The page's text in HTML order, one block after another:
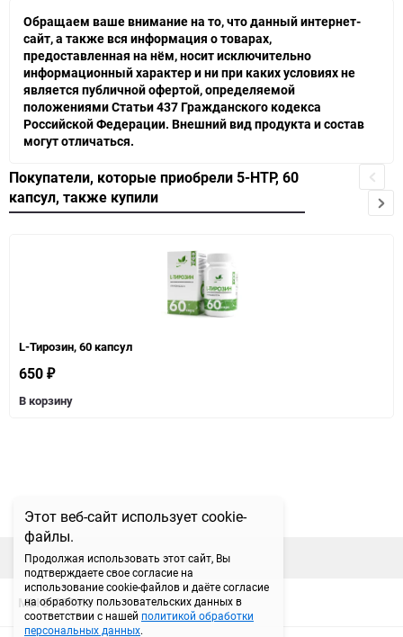
Этот веб-сайт использует cookie-
файлы.
Продолжая использовать этот сайт, Вы
подтверждаете свое согласие на
использование cookie-файлов и даёте согласие
на обработку пользовательских данных в
соответствии с нашей политикой обработки
персональных данных.
Обращаем ваше внимание на то, что данный интернет-
сайт, а также вся информация о товарах,
предоставленная на нём, носит исключительно
информационный характер и ни при каких условиях не
является публичной офертой, определяемой
положениями Статьи 437 Гражданского кодекса
Российской Федерации. Внешний вид продукта и состав
могут отличаться.
Покупатели, которые приобрели 5-HTP, 60
капсул, также купили
L-Тирозин, 60 капсул
650 ₽
В корзину
наверх
МЫ В СЕТИ